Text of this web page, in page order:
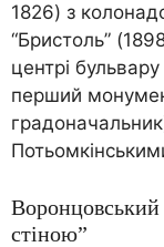
1826) з
“Бристоль”
центрі
перший
Воронцовський
стіною”